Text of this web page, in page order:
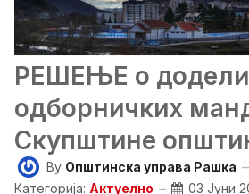
РЕШЕЊЕ о додели
одборничких
Скупштине
By Општинска управа Рашка
Категорија: Актуелно
03 Јуни